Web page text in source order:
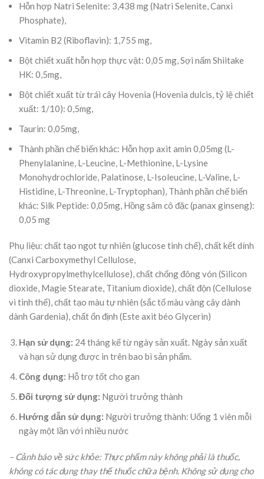
Hỗn hợp Natri Selenite: 3,438 mg (Natri Selenite, Canxi
Phosphate),
Vitamin B2 (Riboflavin): 1,755 mg,
Bột chiết xuất hỗn hợp thực vật: 0,05 mg, Sợi nấm Shiitake
HK: 0,5mg,
Bột chiết xuất từ trái cây Hovenia (Hovenia dulcis, tỷ lệ chiết
xuất: 1/10): 0,5mg,
Taurin: 0,05mg,
Thành phần chế biến khác: Hỗn hợp axit amin 0,05mg (L-
Phenylalanine, L-Leucine, L-Methionine, L-Lysine
Monohydrochloride, Palatinose, L-Isoleucine, L-Valine, L-
Histidine, L-Threonine, L-Tryptophan), Thành phần chế biến
khác: Silk Peptide: 0,05mg, Hồng sâm cô đặc (panax ginseng):
0,05 mg
Phụ liệu: chất tạo ngọt tự nhiên (glucose tinh chế), chất kết dính
(Canxi Carboxymethyl Cellulose,
Hydroxypropylmethylcellulose), chất chống đông vón (Silicon
dioxide, Magie Stearate, Titanium dioxide), chất độn (Cellulose
vi tinh thể), chất tạo màu tự nhiên (sắc tố màu vàng cây dành
dành Gardenia), chất ổn định (Este axit béo Glycerin)
Hạn sử dụng: 24 tháng kể từ ngày sản xuất. Ngày sản xuất
và hạn sử dụng được in trên bao bì sản phẩm.
Công dụng: Hỗ trợ tốt cho gan
Đối tượng sử dụng: Người trưởng thành
Hướng dẫn sử dụng: Người trưởng thành: Uống 1 viên mỗi
ngày một lần với nhiều nước
– Cảnh báo về sức khỏe: Thực phẩm này không phải là thuốc,
không có tác dụng thay thế thuốc chữa bệnh. Không sử dụng cho